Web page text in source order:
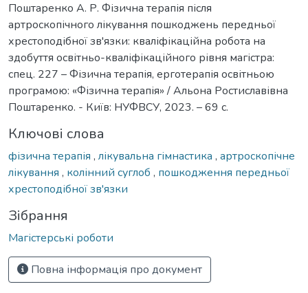
Поштаренко А. Р. Фізична терапія після
артроскопічного лікування пошкоджень передньої
хрестоподібної зв'язки: кваліфікаційна робота на
здобуття освітньо-кваліфікаційного рівня магістра:
спец. 227 – Фізична терапія, ерготерапія освітньою
програмою: «Фізична терапія» / Альона Ростиславівна
Поштаренко. - Київ: НУФВСУ, 2023. – 69 с.
Ключові слова
фізична терапія , лікувальна гімнастика , артроскопічне
лікування , колінний суглоб , пошкодження передньої
хрестоподібної зв'язки
Зібрання
Магістерські роботи
Повна інформація про документ